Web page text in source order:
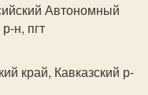
Автономный
н, пгт
край, Кавказский р-